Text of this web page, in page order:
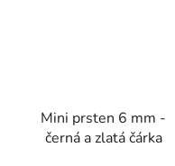
Mini prsten 6 mm -
černá a zlatá čárka